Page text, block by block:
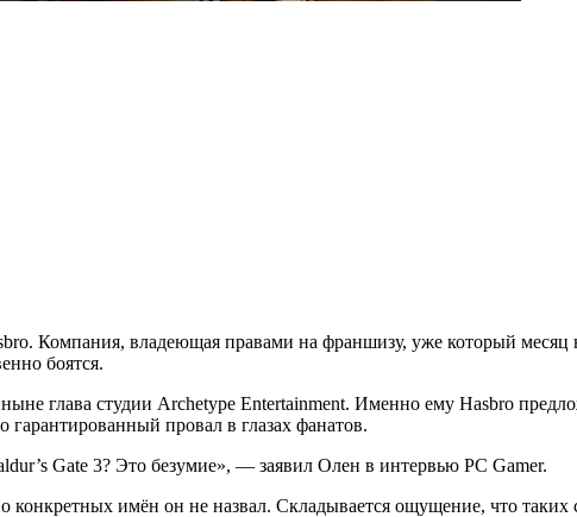
Компания, владеющая правами на франшизу, уже который
боятся.
глава студии Archetype Entertainment. Именно ему Hasbro
провал в глазах фанатов.
Gate 3? Это безумие», — заявил Олен в интервью PC Gamer.
имён он не назвал. Складывается ощущение, что таких